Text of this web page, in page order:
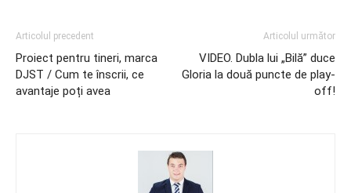
Articolul precedent
Proiect pentru tineri, marca
DJST / Cum te înscrii, ce
avantaje poți avea
Articolul următor
VIDEO. Dubla lui „Bilă” duce
Gloria la două puncte de play-
off!